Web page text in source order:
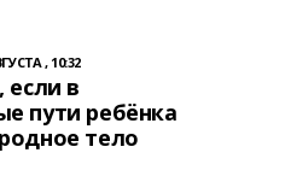
, 10:32
если в
пути ребёнка
тело